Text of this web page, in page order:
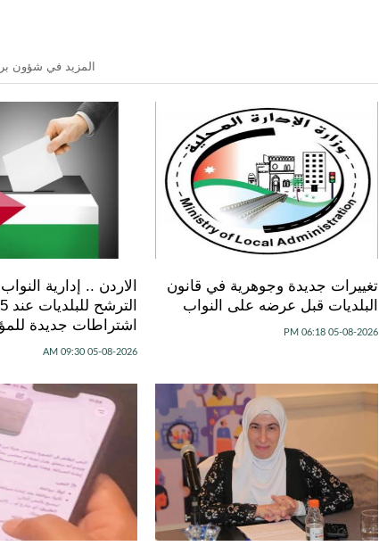
المزيد في شؤون
تغييرات جديدة وجوهرية في قانون
البلديات قبل عرضه على النواب
05-08-2026 06:18 PM
الاردن .. إدارية
اشتراطات جديدة
05-08-2026 09:30 AM